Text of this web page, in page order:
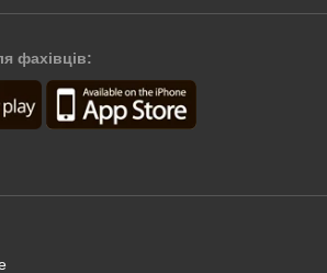
фахівців: